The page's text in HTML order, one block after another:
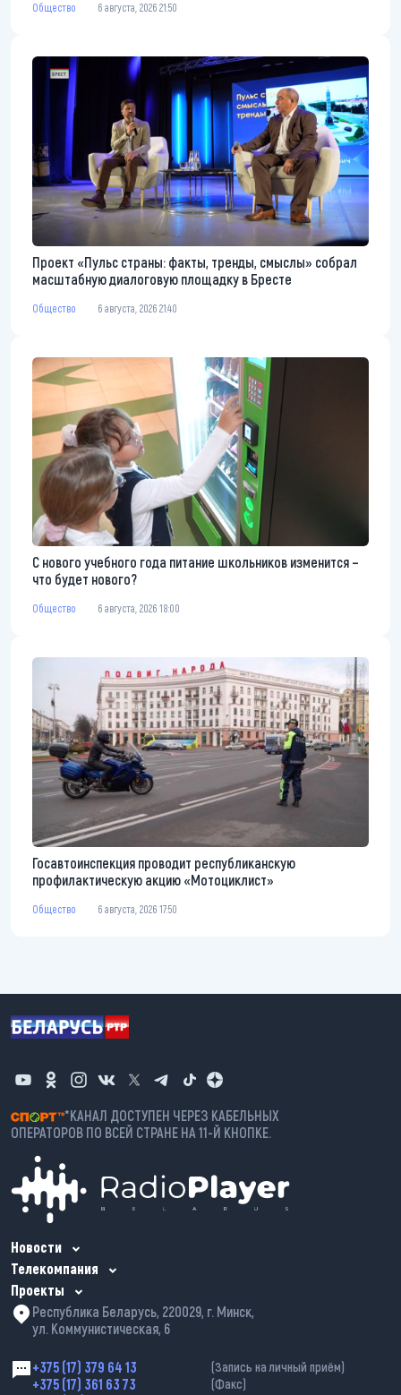
Общество 6 августа, 2026 21:50
Проект «Пульс страны: факты, тренды, смыслы» собрал
масштабную диалоговую площадку в Бресте
Общество 6 августа, 2026 21:40
С нового учебного года питание школьников изменится –
что будет нового?
Общество 6 августа, 2026 18:00
Госавтоинспекция проводит республиканскую
профилактическую акцию «Мотоциклист»
Общество 6 августа, 2026 17:50
*КАНАЛ ДОСТУПЕН ЧЕРЕЗ КАБЕЛЬНЫХ
ОПЕРАТОРОВ ПО ВСЕЙ СТРАНЕ НА 11-Й КНОПКЕ.
Новости
Телекомпания
Проекты
Республика Беларусь, 220029, г. Минск,
ул. Коммунистическая, 6
+375 (17) 379 64 13 (Запись на личный приём)
+375 (17) 361 63 73 (Факс)